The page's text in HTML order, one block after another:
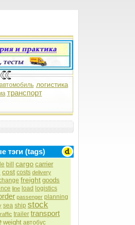
автомобиль логистика
транспорт
тэги (tags)
bill cargo carrier
cost costs delivery
freight goods
line load logistics
passenger planning
sea ship stock
trailer transport
weight автобус